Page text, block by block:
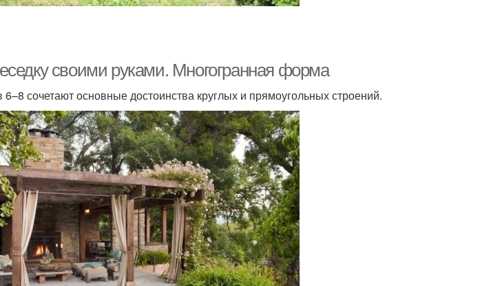
своими руками. Многогранная форма
6–8 сочетают основные достоинства круглых и прямоугольных строений.